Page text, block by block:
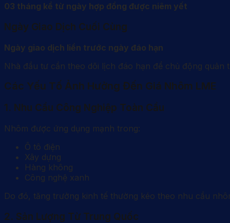
03 tháng kể từ ngày hợp đồng được niêm yết
Ngày Giao Dịch Cuối Cùng
Ngày giao dịch liền trước ngày đáo hạn
Nhà đầu tư cần theo dõi lịch đáo hạn để chủ động quản
Các Yếu Tố Ảnh Hưởng Đến Giá Nhôm LME
1. Nhu Cầu Công Nghiệp Toàn Cầu
Nhôm được ứng dụng mạnh trong:
Ô tô điện
Xây dựng
Hàng không
Công nghệ xanh
Do đó, tăng trưởng kinh tế thường kéo theo nhu cầu
2. Sản Lượng Từ Trung Quốc